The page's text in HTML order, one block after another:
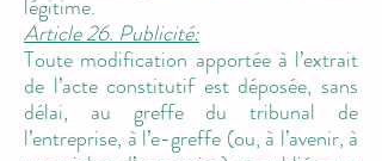
légitime.
Article 26. Publicité:
Toute modification apportée à l’extrait
de l’acte constitutif est déposée, sans
délai, au greffe du tribunal de
l’entreprise, à l’e-greffe (ou, à l’avenir, à